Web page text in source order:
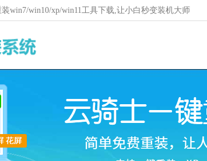
win7/win10/xp/win11工具下载,让小白秒变装机大师